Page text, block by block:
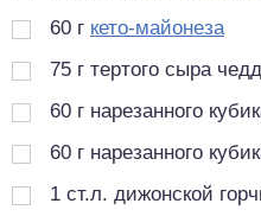
60 г кето-майонеза
75 г тертого сыра
60 г нарезанного
60 г нарезанного
1 ст.л. дижонской